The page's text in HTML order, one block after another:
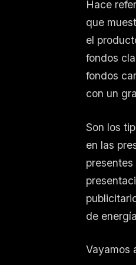
Hace
que
el
fondos
fondos
con un
Son los
en las
de
Vayamos